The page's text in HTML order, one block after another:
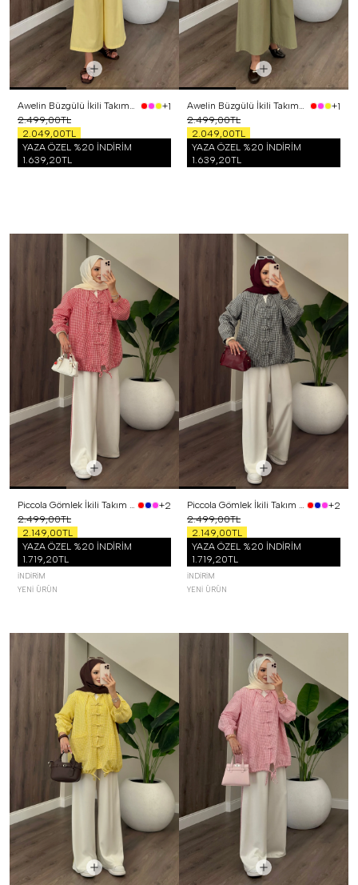
Awelin Büzgülü İkili Takım Sarı
+1
2.499,00TL
2.049,00TL
YAZA ÖZEL %20 İNDİRİM
1.639,20TL
Awelin Büzgülü İkili Takım Yeşil
+1
2.499,00TL
2.049,00TL
YAZA ÖZEL %20 İNDİRİM
1.639,20TL
Piccola Gömlek İkili Takım Kırmızı
+2
2.499,00TL
2.149,00TL
YAZA ÖZEL %20 İNDİRİM
1.719,20TL
İNDIRIM
YENI ÜRÜN
Piccola Gömlek İkili Takım Siyah
+2
2.499,00TL
2.149,00TL
YAZA ÖZEL %20 İNDİRİM
1.719,20TL
İNDIRIM
YENI ÜRÜN